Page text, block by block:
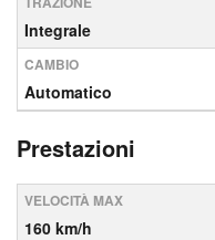
Integrale
CAMBIO
Automatico
Prestazioni
VELOCITÀ MAX
160 km/h